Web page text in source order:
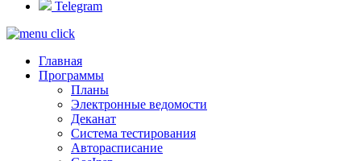
Telegram
Главная
Программы
Планы
Электронные ведомости
Деканат
Система тестирования
Авторасписание